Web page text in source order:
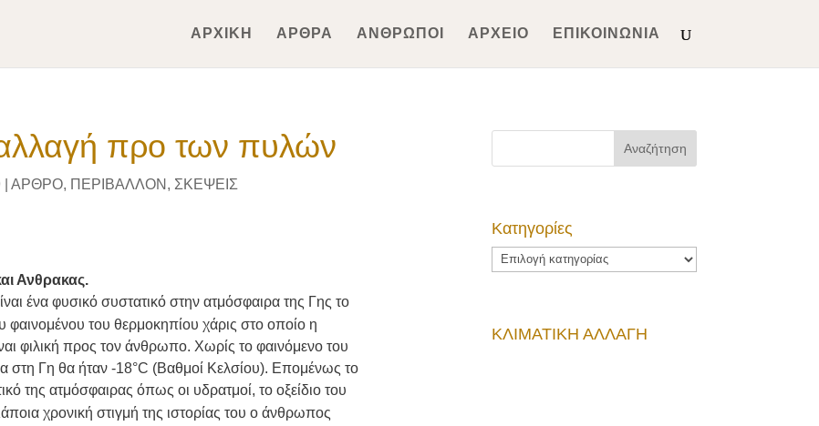
ΑΡΧΙΚΗ ΑΡΘΡΑ ΑΝΘΡΩΠΟΙ ΑΡΧΕΙΟ ΕΠΙΚΟΙΝΩΝΙΑ
αλλαγή προ των πυλών
|ΑΡΘΡΟ, ΠΕΡΙΒΑΛΛΟΝ , ΣΚΕΨΕΙΣ
Ανθρακας.
ένα φυσικό συστατικό στην ατμόσφαιρα της Γης το
φαινομένου του θερμοκηπίου χάρις στo οποίo η
φιλική προς τον άνθρωπο. Χωρίς το φαινόμενο του
στη Γη θα ήταν -18°C (Βαθμοί Κελσίου). Επομένως το
της ατμόσφαιρας όπως οι υδρατμοί, το οξείδιο του
χρονική στιγμή της ιστορίας του ο άνθρωπος
Kατηγορίες
Kατηγορίες
ΚΛΙΜΑΤΙΚΗ ΑΛΛΑΓΗ